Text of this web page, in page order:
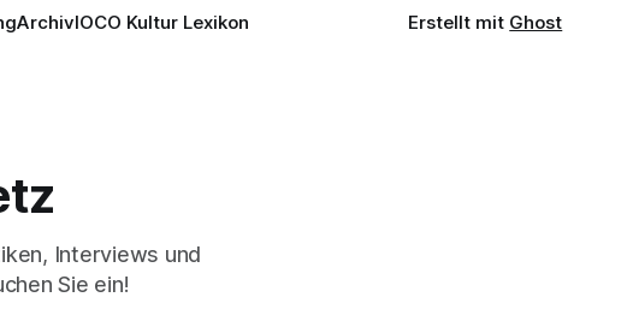
ArchivIOCO Kultur Lexikon Erstellt mit Ghost
Interviews und
Sie ein!